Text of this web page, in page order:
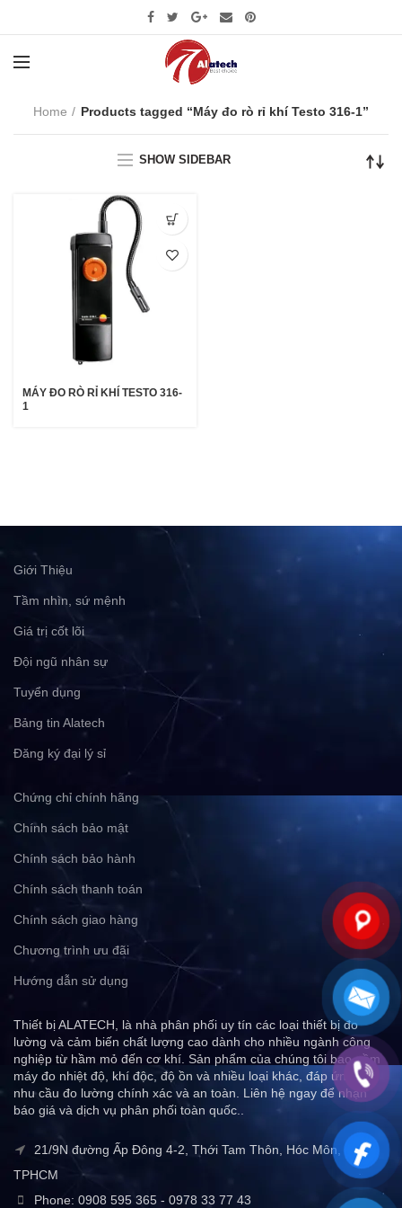
Home Products tagged “Máy đo rò rỉ khí Testo 316-1”
SHOW SIDEBAR
MÁY ĐO RÒ RỈ KHÍ TESTO 316-
1
Giới Thiệu
Tầm nhìn, sứ mệnh
Giá trị cốt lõi
Đội ngũ nhân sự
Tuyển dụng
Bảng tin Alatech
Đăng ký đại lý sỉ
Chứng chỉ chính hãng
Chính sách bảo mật
Chính sách bảo hành
Chính sách thanh toán
Chính sách giao hàng
Chương trình ưu đãi
Hướng dẫn sử dụng
Thiết bị ALATECH, là nhà phân phối uy tín các loại thiết bị đo
lường và cảm biến chất lượng cao dành cho nhiều ngành công
nghiệp từ hầm mỏ đến cơ khí. Sản phẩm của chúng tôi bao gồm
máy đo nhiệt độ, khí độc, độ ồn và nhiều loại khác, đáp ứng mọi
nhu cầu đo lường chính xác và an toàn. Liên hệ ngay để nhận
báo giá và dịch vụ phân phối toàn quốc..
21/9N đường Ấp Đông 4-2, Thới Tam Thôn, Hóc Môn,
TPHCM
Phone: 0908 595 365 - 0978 33 77 43